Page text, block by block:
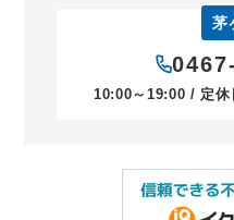
茅
10:00～19:00 / 定休